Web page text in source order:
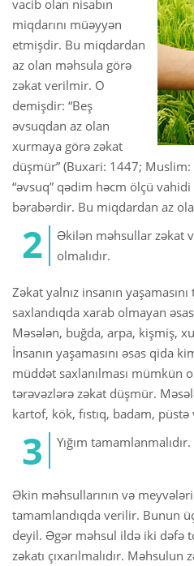
vacib olan nisabın
miqdarını müəyyən
etmişdir. Bu miqdardan
az olan məhsula görə
zəkat verilmir. O
demişdir: “Beş
əvsuqdan az olan
xurmaya görə zəkat
düşmür” (Buxari: 1447;
“əvsuq” qədim həcm ölçü
bərabərdir. Bu miqdardan az
Əkilən məhsullar zəkat
olmalıdır.
Zəkat yalnız insanın
saxlandıqda xarab olmayan
Məsələn, buğda, arpa, kişmiş,
İnsanın yaşamasını əsas qida
müddət saxlanılması mümkün
tərəvəzlərə zəkat düşmür.
kartof, kök, fıstıq, badam, püstə
Yığım tamamlanmalıdır.
Əkin məhsullarının və
tamamlandıqda verilir. Bunun
deyil. Əgər məhsul ildə iki dəfə
zəkatı çıxarılmalıdır.